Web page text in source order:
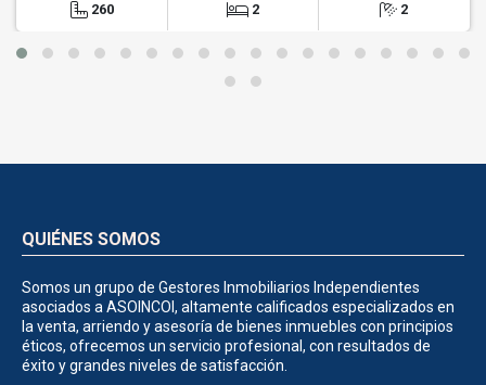
260 2 2
QUIÉNES SOMOS
Somos un grupo de Gestores Inmobiliarios Independientes
asociados a ASOINCOI, altamente calificados especializados en
la venta, arriendo y asesoría de bienes inmuebles con principios
éticos, ofrecemos un servicio profesional, con resultados de
éxito y grandes niveles de satisfacción.